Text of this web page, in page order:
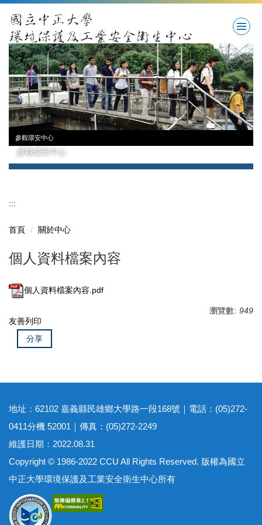
到
主
要
內
容
區
參觀環安中心
參觀環安中心
:::
首頁 關於中心
個人資料檔案內容
個人資料檔案內容.pdf
瀏覽數: 949
友善列印
分享
地址：62102 嘉義縣民雄鄉大學路一段168號｜電話：(05)272-
0411分機 52001｜傳真：(05)272-2249
維護日期：2022.08.31
Copyright © 1986-2022 CCU All Rights Reserved. 版權為國立
中正大學環境保護及工業安全衛生中心所有